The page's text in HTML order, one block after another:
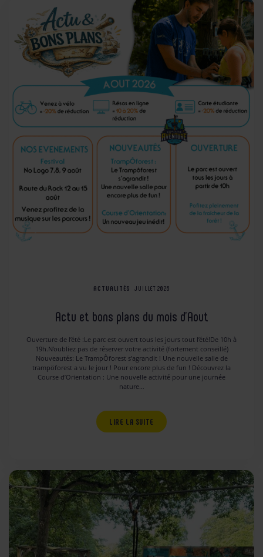
ACTUALITÉS JUILLET 2026
Actu et bons plans du mois d’Aout
Ouverture de l’été :Le parc est ouvert tous les jours tout l’été!De 10h à
19h.N’oubliez pas de réserver votre activité (fortement conseillé)
Nouveautés: Le TrampÔforest s’agrandit ! Une nouvelle salle de
trampöforest a vu le jour ! Pour encore plus de fun ! Découvrez la
Course d’Orientation : Une nouvelle activité pour une journée
nature…
LIRE LA SUITE